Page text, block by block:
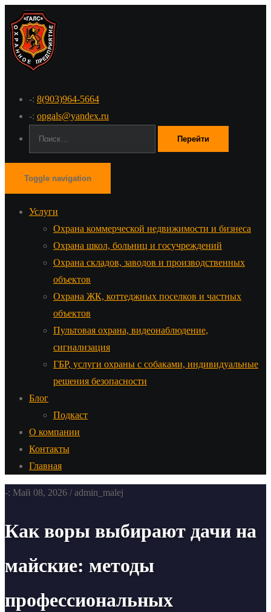
-: 8(903)964-5664
-: opgals@yandex.ru
Toggle navigation
Услуги
Охрана коммерческой недвижимости и бизнеса
Охрана школ, больниц и госучреждений
Охрана складов, заводов и производственных
объектов
Охрана ЖК, коттеджных поселков и частных
объектов
Пультовая охрана, видеонаблюдение,
сигнализация
ГБР, услуги охраны с собаками, индивидуальные
решения безопасности
Блог
Подкаст
О компании
Контакты
Главная
-: Май 08, 2026 / admin_malej
Как воры выбирают дачи на
майские: методы
профессиональных